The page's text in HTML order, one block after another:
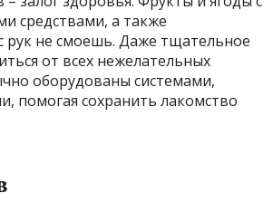
средствами, а также
рук не смоешь. Даже тщательное
от всех нежелательных
оборудованы системами,
помогая сохранить лакомство